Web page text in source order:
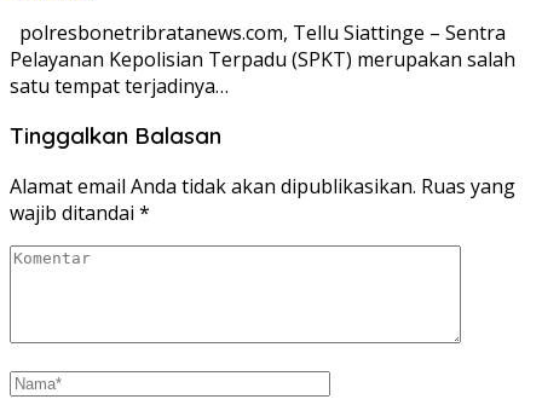
polresbonetribratanews.com, Tellu Siattinge – Sentra
Pelayanan Kepolisian Terpadu (SPKT) merupakan salah
satu tempat terjadinya…
Tinggalkan Balasan
Alamat email Anda tidak akan dipublikasikan. Ruas yang
wajib ditandai *